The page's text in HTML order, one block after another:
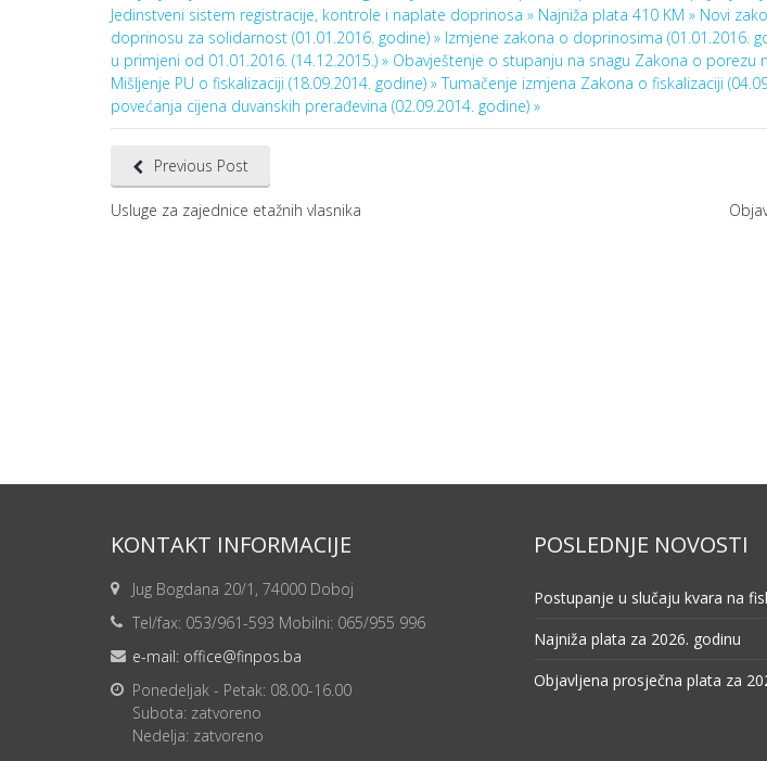
Jedinstveni sistem registracije, kontrole i naplate doprinosa » Najniža plata 410 KM » Novi
doprinosu za solidarnost (01.01.2016. godine) » Izmjene zakona o doprinosima (01.01.2016.
u primjeni od 01.01.2016. (14.12.2015.) » Obavještenje o stupanju na snagu Zakona o porezu
Mišljenje PU o fiskalizaciji (18.09.2014. godine) »Tumačenje izmjena Zakona o fiskalizaciji
povećanja cijena duvanskih prerađevina (02.09.2014. godine) »
Previous Post
Usluge za zajednice etažnih vlasnika
KONTAKT INFORMACIJE
Jug Bogdana 20/1, 74000 Doboj
Tel/fax: 053/961-593 Mobilni: 065/955 996
e-mail: office@finpos.ba
Ponedeljak - Petak: 08.00-16.00
Subota: zatvoreno
Nedelja: zatvoreno
POSLEDNJE NOVOSTI
Postupanje u slučaju kvara na
Najniža plata za 2026. godinu
Objavljena prosječna plata za